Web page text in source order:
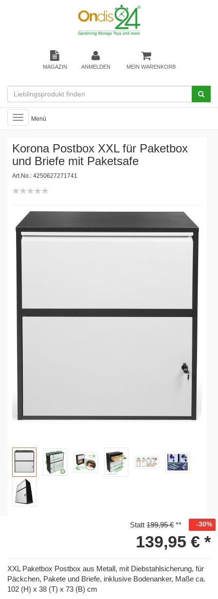
MAGAZIN ANMELDEN MEIN WARENKORB
Toggle
navigation
Menü
Korona Postbox XXL für Paketbox
und Briefe mit Paketsafe
Art.No.: 4250627271741
Statt 199,95 € ** -30%
139,95 € *
XXL Paketbox Postbox aus Metall, mit Diebstahlsicherung, für
Päckchen, Pakete und Briefe, inklusive Bodenanker, Maße ca.
102 (H) x 38 (T) x 73 (B) cm